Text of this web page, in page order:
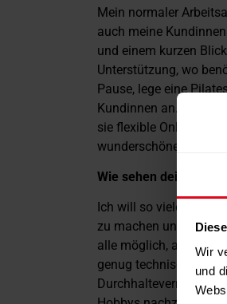
Wir
und
Mein normaler
auch meine
und einem kurzen
Unterstützung, wo
Pause, lege eine
Kundinnen an. Darin
sie flexible Online-
wunderschönen
Wie sehen deine
Ich will so vielen
zu machen und einen
alle möglich, auch für
genug technische
Durchhaltevermögen.